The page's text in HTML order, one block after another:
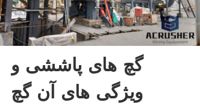
گچ های پاششی و
ویژگی های آن گچ